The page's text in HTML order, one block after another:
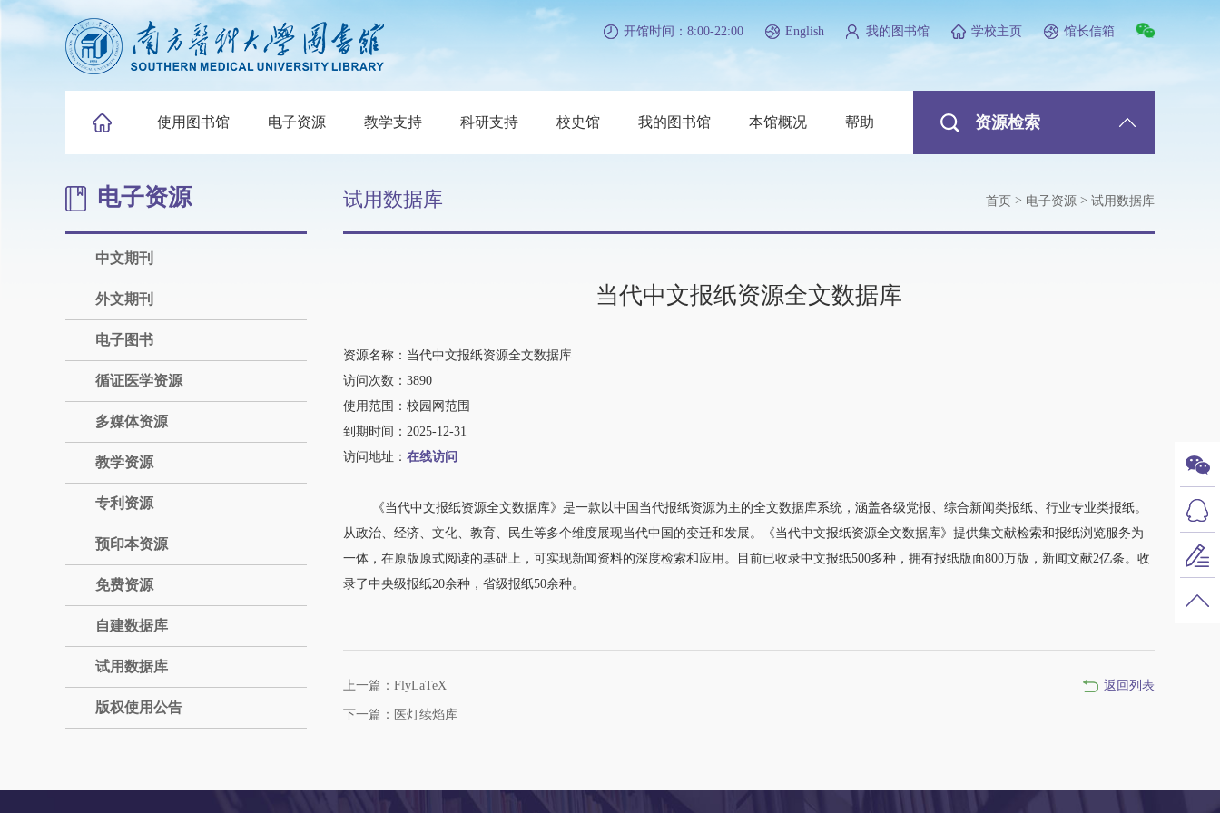
开馆时间：8:00-22:00 English 我的图书馆 学校主页 馆长信箱
资源检索
使用图书馆 电子资源 教学支持 科研支持 校史馆 我的图书馆 本馆概况 帮助
电子资源
中文期刊
外文期刊
电子图书
循证医学资源
多媒体资源
教学资源
专利资源
预印本资源
免费资源
自建数据库
试用数据库
版权使用公告
试用数据库 首页 > 电子资源 > 试用数据库
当代中文报纸资源全文数据库
资源名称：当代中文报纸资源全文数据库
访问次数：3890
使用范围：校园网范围
到期时间：2025-12-31
访问地址： 在线访问
《当代中文报纸资源全文数据库》是一款以中国当代报纸资源为主的全文数据库系统，涵盖各级党报、综合新闻类报纸、行业专业类报纸。
从政治、经济、文化、教育、民生等多个维度展现当代中国的变迁和发展。《当代中文报纸资源全文数据库》提供集文献检索和报纸浏览服务为
一体，在原版原式阅读的基础上，可实现新闻资料的深度检索和应用。目前已收录中文报纸500多种，拥有报纸版面800万版，新闻文献2亿条。收
录了中央级报纸20余种，省级报纸50余种。
上一篇：FlyLaTeX
下一篇：医灯续焰库
返回列表